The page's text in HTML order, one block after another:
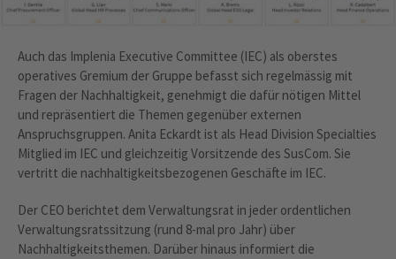
Auch das Implenia Executive Committee (IEC) als oberstes
operatives Gremium der Gruppe befasst sich regelmässig mit
Fragen der Nachhaltigkeit, genehmigt die dafür nötigen Mittel
und repräsentiert die Themen gegenüber externen
Anspruchsgruppen. Anita Eckardt ist als Head Division Specialties
Mitglied im IEC und gleichzeitig Vorsitzende des SusCom. Sie
vertritt die nachhaltigkeitsbezogenen Geschäfte im IEC.
Der CEO berichtet dem Verwaltungsrat in jeder ordentlichen
Verwaltungsratssitzung (rund 8-mal pro Jahr) über
Nachhaltigkeitsthemen. Darüber hinaus informiert die